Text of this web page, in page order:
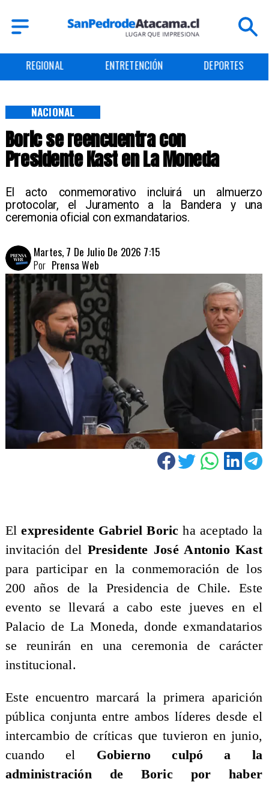
REGIONAL ENTRETENCIÓN DEPORTES
Boric se reencuentra con
Presidente Kast en La Moneda
El acto conmemorativo incluirá un almuerzo
protocolar, el Juramento a la Bandera y una
ceremonia oficial con exmandatarios.
NACIONAL
Martes, 7 De Julio De 2026 7:15
Prensa Web
Por
Elexpresidente Gabriel Boric ha aceptado la
invitación del Presidente José Antonio Kast
para participar en la conmemoración de los
200 años de la Presidencia de Chile. Este
evento se llevará a cabo este jueves en el
Palacio de La Moneda, donde exmandatarios
se reunirán en una ceremonia de carácter
institucional.
Este encuentro marcará la primera aparición
pública conjunta entre ambos líderes desde el
intercambio de críticas que tuvieron en junio,
cuando el Gobierno culpó a la
administración de Boric por haber